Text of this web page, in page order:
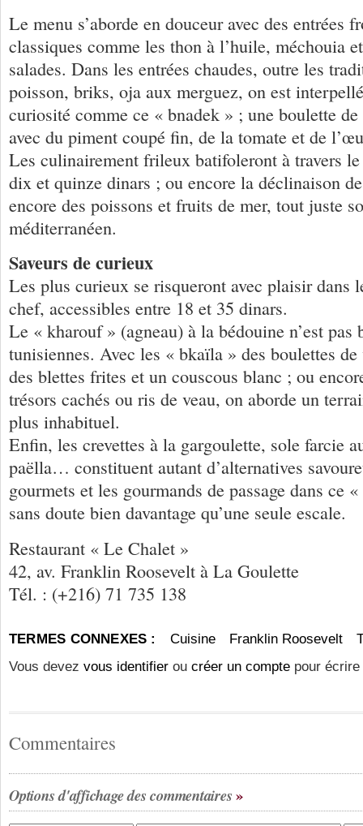
Le menu s’aborde en douceur avec des entrées
classiques comme les thon à l’huile, méchouia
salades. Dans les entrées chaudes, outre les
poisson, briks, oja aux merguez, on est
curiosité comme ce « bnadek » ; une boulette
avec du piment coupé fin, de la tomate et de
Les culinairement frileux batifoleront à travers
dix et quinze dinars ; ou encore la déclinaison
encore des poissons et fruits de mer, tout juste
méditerranéen.
Saveurs de curieux
Les plus curieux se risqueront avec plaisir dans
chef, accessibles entre 18 et 35 dinars.
Le « kharouf » (agneau) à la bédouine n’est pas
tunisiennes. Avec les « bkaïla » des boulettes
des blettes frites et un couscous blanc ; ou
trésors cachés ou ris de veau, on aborde un
plus inhabituel.
Enfin, les crevettes à la gargoulette, sole farcie
paëlla… constituent autant d’alternatives
gourmets et les gourmands de passage dans ce
sans doute bien davantage qu’une seule escale.
Restaurant « Le Chalet »
42, av. Franklin Roosevelt à La Goulette
Tél. : (+216) 71 735 138
TERMES CONNEXES : Cuisine Franklin Roosevelt
Vous devez vous identifier ou créer un compte pour
Commentaires
Options d'affichage des commentaires